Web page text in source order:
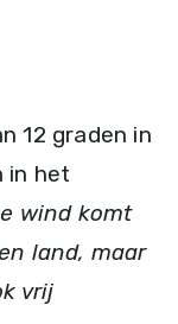
12 graden in
in het
wind komt
land, maar
vrij